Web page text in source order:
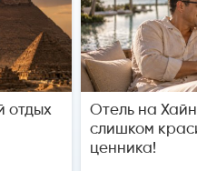
отдых
Отель на
слишком
ценника!